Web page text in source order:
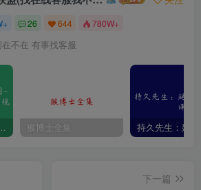
26 644 780W+
不在 有事找客服
选股课程学习视频资源 猴博士全集
下一篇